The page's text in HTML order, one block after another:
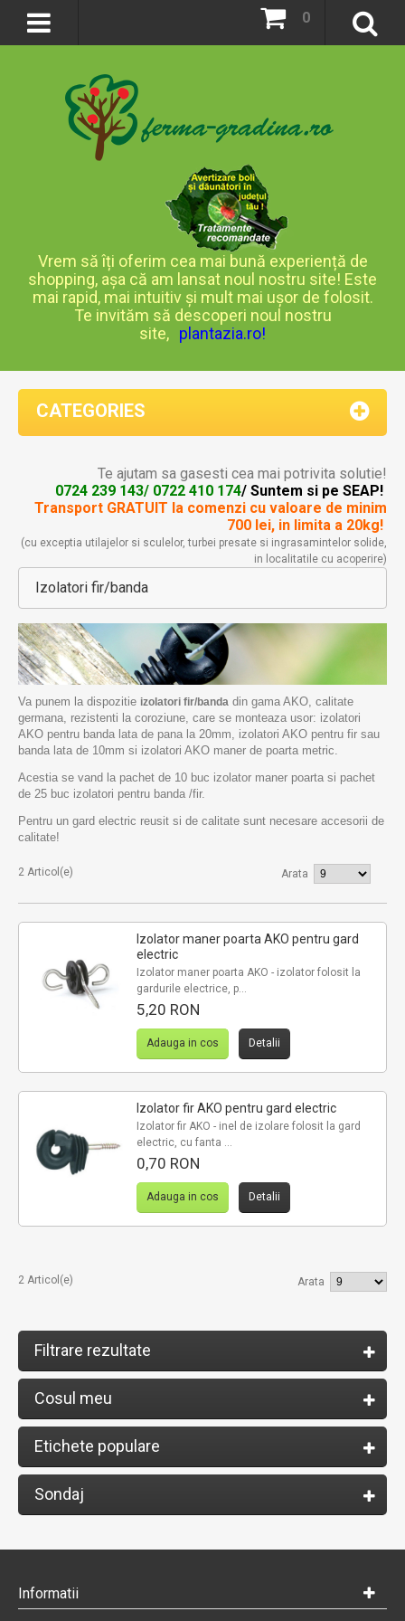
0
Vrem să îți oferim cea mai bună experiență de
shopping, așa că am lansat noul nostru site! Este
mai rapid, mai intuitiv și mult mai ușor de folosit.
Te invităm să descoperi noul nostru
site, plantazia.ro!
CATEGORIES
Te ajutam sa gasesti cea mai potrivita solutie!
0724 239 143/ 0722 410 174/ Suntem si pe SEAP!
Transport GRATUIT la comenzi cu valoare de minim
700 lei, in limita a 20kg!
(cu exceptia utilajelor si sculelor, turbei presate si ingrasamintelor solide,
in localitatile cu acoperire)
Izolatori fir/banda
Va punem la dispozitie izolatori fir/bandadin gama AKO, calitate
germana, rezistenti la coroziune, care se monteaza usor: izolatori
AKO pentru banda lata de pana la 20mm, izolatori AKO pentru fir sau
banda lata de 10mm si izolatori AKO maner de poarta metric.
Acestia se vand la pachet de 10 buc izolator maner poarta si pachet
de 25 buc izolatori pentru banda /fir.
Pentru un gard electric reusit si de calitate sunt necesare accesorii de
calitate!
2 Articol(e) Arata
Izolator maner poarta AKO pentru gard
electric
Izolator maner poarta AKO - izolator folosit la
gardurile electrice, p...
5,20 RON
Adauga in cos Detalii
Izolator fir AKO pentru gard electric
Izolator fir AKO - inel de izolare folosit la gard
electric, cu fanta ...
0,70 RON
Adauga in cos Detalii
2 Articol(e) Arata
Filtrare rezultate
Cosul meu
Etichete populare
Sondaj
Informatii